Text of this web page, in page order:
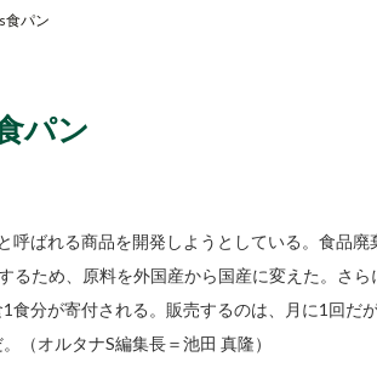
食パン
パン
呼ばれる商品を開発しようとしている。食品
るため、原料を外国産から国産に変えた。さ
食分が寄付される。販売するのは、月に1回だ
（オルタナS編集長＝池田 真隆）